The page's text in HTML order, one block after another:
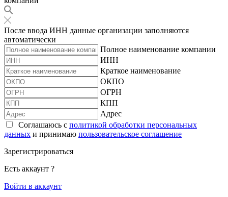
После ввода ИНН данные организации заполняются
автоматически
Полное наименование компании
ИНН
Краткое наименование
ОКПО
ОГРН
КПП
Адрес
Соглашаюсь с политикой обработки персональных
данных и принимаю пользовательское соглашение
Зарегистрироваться
Есть аккаунт ?
Войти в аккаунт